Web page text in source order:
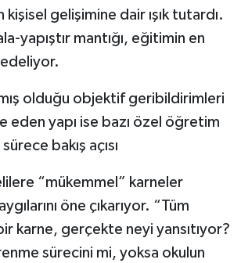
gelişimine dair ışık tutardı.
yapıştır mantığı, eğitimin en
olduğu objektif geribildirimleri
eden yapı ise bazı özel öğretim
bakış açısı
“mükemmel” karneler
öne çıkarıyor. “Tüm
karne, gerçekte neyi yansıtıyor?
sürecini mi, yoksa okulun